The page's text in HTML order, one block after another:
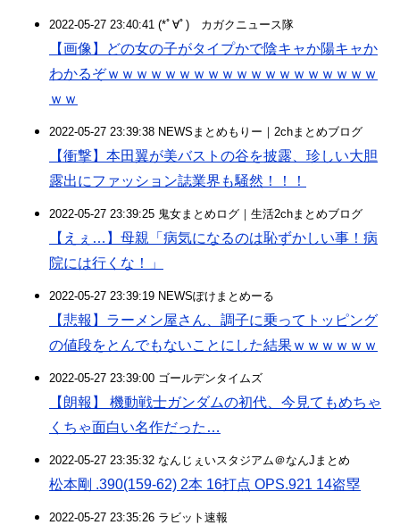
2022-05-27 23:40:41 (*ﾟ∀ﾟ)ゞカガクニュース隊
【画像】どの女の子がタイプかで陰キャか陽キャか
わかるぞｗｗｗｗｗｗｗｗｗｗｗｗｗｗｗｗｗｗｗ
ｗｗ
2022-05-27 23:39:38 NEWSまとめもりー｜2chまとめブログ
【衝撃】本田翼が美バストの谷を披露、珍しい大胆
露出にファッション誌業界も騒然！！！
2022-05-27 23:39:25 鬼女まとめログ｜生活2chまとめブログ
【えぇ…】母親「病気になるのは恥ずかしい事！病
院には行くな！」
2022-05-27 23:39:19 NEWSぽけまとめーる
【悲報】ラーメン屋さん、調子に乗ってトッピング
の値段をとんでもないことにした結果ｗｗｗｗｗｗ
2022-05-27 23:39:00 ゴールデンタイムズ
【朗報】 機動戦士ガンダムの初代、今見てもめちゃ
くちゃ面白い名作だった…
2022-05-27 23:35:32 なんじぇいスタジアム＠なんJまとめ
松本剛 .390(159-62) 2本 16打点 OPS.921 14盗塁
2022-05-27 23:35:26 ラビット速報